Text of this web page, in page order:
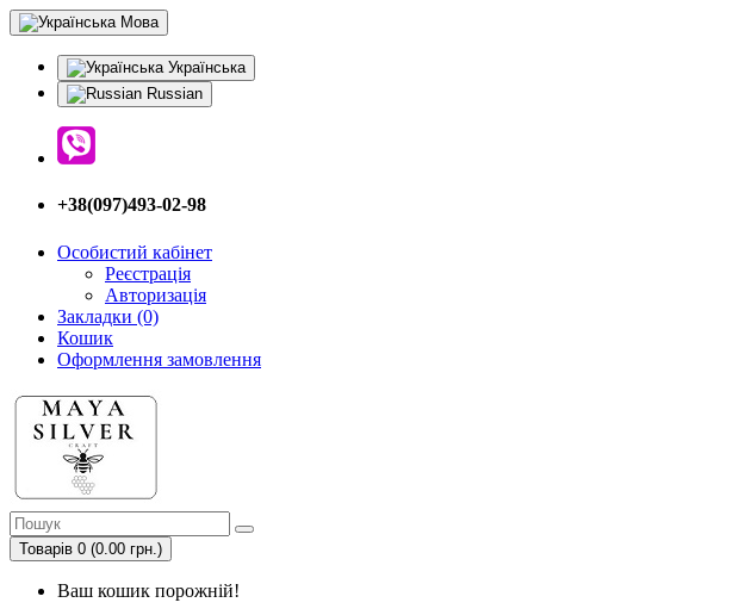
Мова
Українська
Russian
+38(097)493-02-98
Особистий кабінет
Реєстрація
Авторизація
Закладки (0)
Кошик
Оформлення замовлення
Товарів 0 (0.00 грн.)
Ваш кошик порожній!